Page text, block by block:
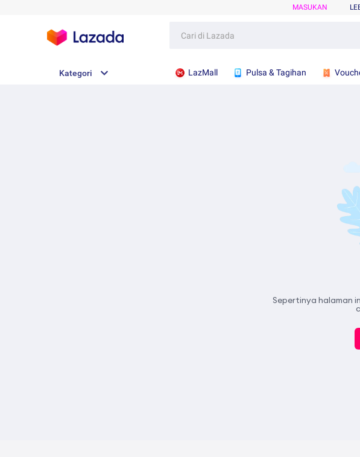
MASUKAN
Kategori LazMall Pulsa & Tagihan
Sepertinya halaman